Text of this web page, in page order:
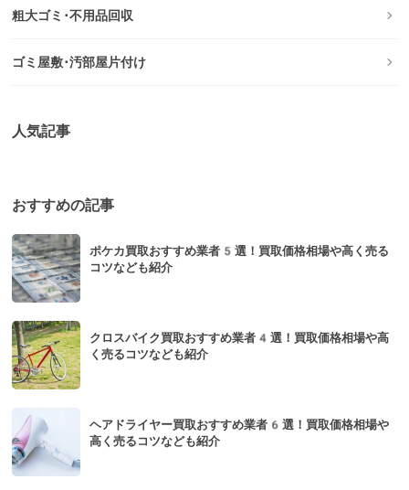
粗大ゴミ･不用品回収
ゴミ屋敷･汚部屋片付け
人気記事
おすすめの記事
ポケカ買取おすすめ業者5選！買取価格相場や高く売る
コツなども紹介
クロスバイク買取おすすめ業者4選！買取価格相場や高
く売るコツなども紹介
ヘアドライヤー買取おすすめ業者6選！買取価格相場や
高く売るコツなども紹介